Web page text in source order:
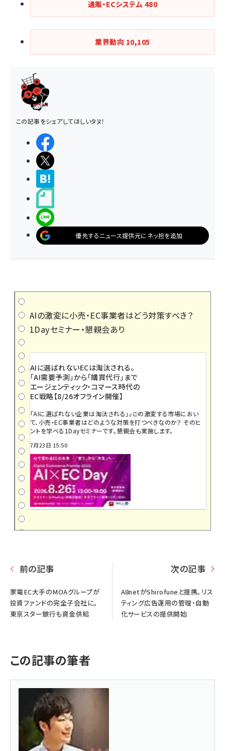
通販・ECシステム 480
業界動向 10,105
この記事をシェアしてほしいタヌ！
優先するニュース提供元にネッ担を追加
AIの激変に小売・EC事業者はどう対策すべき？
1Dayセミナー・懇親会あり
AIに選ばれないECは淘汰される。
「AI需要予測」から「購買代行」まで
エージェンティック・コマース時代の
EC戦略【8/26オフライン開催】
「AIに選ばれない企業は淘汰される」――。この激変する市場におい
て、小売・EC事業者はどのような対策を打つべきなのか？ そのヒ
ントを学べる1Dayセミナーです。懇親会も実施します。
7月23日 15:50
前の記事
家電EC大手のMOAグループが
投資ファンドの完全子会社に。
東京スター銀行も資金供給
次の記事
A8netがShirofuneと提携。リス
ティング広告運用の管理・自動
化サービスの提供開始
この記事の筆者